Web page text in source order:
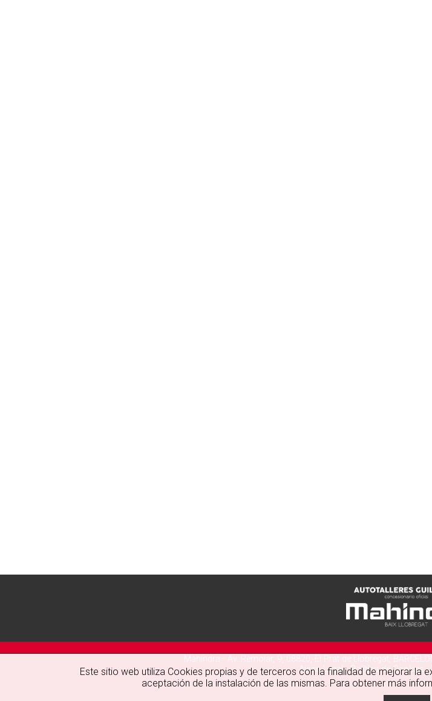
Mahindra · Av. Remolar, 9, 08820, El Prat de Llobregat,
Aviso Legal-Política de Cookies -
Este sitio web utiliza Cookies propias y de terceros con la finalidad de mejorar la
aceptación de la instalación de las mismas. Para obtener más